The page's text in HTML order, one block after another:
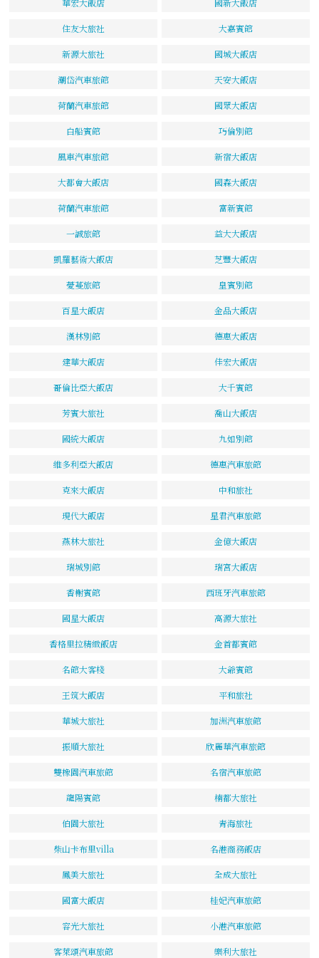
住友大旅社 大嘉賓館
新源大旅社 國城大飯店
潮岱汽車旅館 天安大飯店
荷蘭汽車旅館 國眾大飯店
白船賓館 巧倫別館
風車汽車旅館 新宿大飯店
大都會大飯店 國森大飯店
荷蘭汽車旅館 富新賓館
一誠旅館 益大大飯店
凱羅藝術大飯店 芝豐大飯店
薆蔓旅館 皇賓別館
百星大飯店 金品大飯店
漢林別館 德惠大飯店
建華大飯店 佳宏大飯店
哥倫比亞大飯店 大千賓館
芳賓大旅社 喬山大飯店
國統大飯店 九如別館
維多利亞大飯店 德惠汽車旅館
克來大飯店 中和旅社
現代大飯店 星君汽車旅館
燕林大旅社 金億大飯店
瑞城別館 瑞宮大飯店
香榭賓館 西班牙汽車旅館
國星大飯店 高源大旅社
香格里拉精緻飯店 金首都賓館
名館大客棧 大爺賓館
王筑大飯店 平和旅社
華城大旅社 加洲汽車旅館
振順大旅社 欣麗華汽車旅館
雙橡園汽車旅館 名宿汽車旅館
龍陽賓館 楠都大旅社
伯園大旅社 青海旅社
柴山卡布里villa 名港商務飯店
鳳美大旅社 全成大旅社
國富大飯店 桂妃汽車旅館
容光大旅社 小港汽車旅館
客萊頌汽車旅館 樂利大旅社